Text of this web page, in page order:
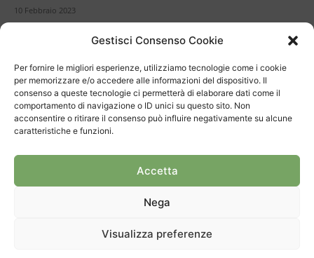
Gestisci Consenso Cookie
Per fornire le migliori esperienze, utilizziamo tecnologie come i cookie
per memorizzare e/o accedere alle informazioni del dispositivo. Il
consenso a queste tecnologie ci permetterà di elaborare dati come il
comportamento di navigazione o ID unici su questo sito. Non
acconsentire o ritirare il consenso può influire negativamente su alcune
caratteristiche e funzioni.
Accetta
Nega
Visualizza preferenze
10 Febbraio 2023
ARTICOLI RECENTI
Progetto bloccato, si rifanno i calcoli
Settant’anni di Sagra dell’Uva
Isole galleggianti per curare il lago
30 anni per il Mulino di Bruzella